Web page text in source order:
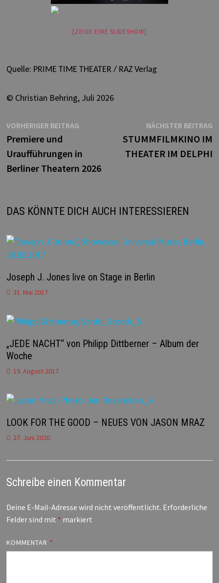
[ZEIGE EINE SLIDESHOW]
Quelle: PRIME TIME THEATE R / RAZ Verlag
© Christian Behring, Juli 2026
Beitragsnavigation
VORHERIGER BEITRAGVorheriger
Premiere und
Uraufführungen in
Berliner Theatern 2026
NÄCHSTER BEITRAG
STUMMFILMKINO IM
THEATER IM DELPHI
DAS KÖNNTE DICH AUCH INTERESSIEREN
Joseph J. Jones live on Stage in Berlin
31. Mai 2017
„JEDE NACHT“ von Philipp Dittberner – Album der
Woche
19. August 2017
LOOK FOR THE GOOD – NEUES VON JASON MRAZ
27. Juni 2020
Schreibe einen Kommentar
Deine E-Mail-Adresse wird nicht veröffentlicht. Erforderliche
Felder sind mit * markiert
KOMMENTAR *